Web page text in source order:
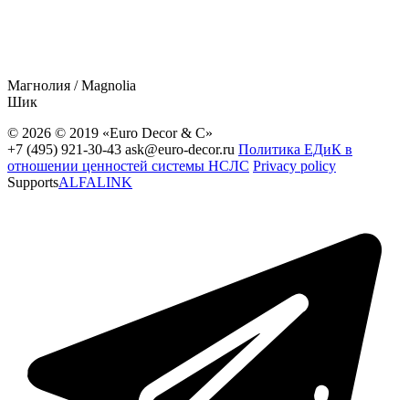
Магнолия / Magnolia
Шик
© 2026 © 2019 «Euro Decor & C»
+7 (495) 921-30-43 ask@euro-decor.ru Политика ЕДиК в
отношении ценностей системы НСЛС Privacy policy
SupportsALFALINK